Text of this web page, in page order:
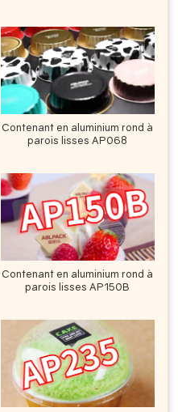
Contenant en aluminium rond à
parois lisses AP068
Contenant en aluminium rond à
parois lisses AP150B